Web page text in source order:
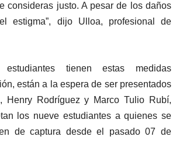
consideras justo. A pesar de los daños
estigma”, dijo Ulloa, profesional de
estudiantes tienen estas medidas
están a la espera de ser presentados
Henry Rodríguez y Marco Tulio Rubí,
los nueve estudiantes a quienes se
de captura desde el pasado 07 de